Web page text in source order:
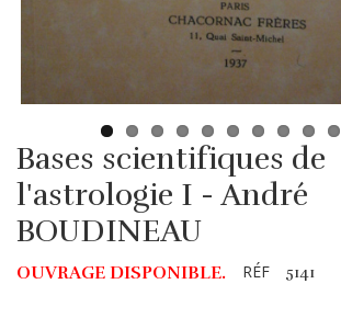
Bases scientifiques de
l'astrologie I - André
BOUDINEAU
OUVRAGE DISPONIBLE. RÉF 5141